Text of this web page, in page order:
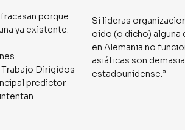
porque
ya existente.
Dirigidos
predictor
Si lideras
oído (o dicho) alguna
en Alemania no
asiáticas son
estadounidense.”